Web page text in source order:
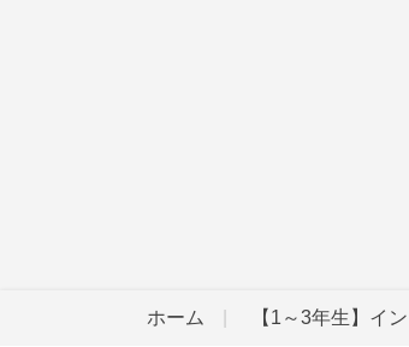
ホーム 【1～3年生】イ